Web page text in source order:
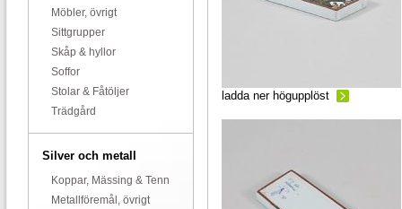
Möbler, övrigt
Sittgrupper
Skåp & hyllor
Soffor
Stolar & Fåtöljer
Trädgård
Silver och metall
Koppar, Mässing & Tenn
Metallföremål, övrigt
ladda ner högupplöst